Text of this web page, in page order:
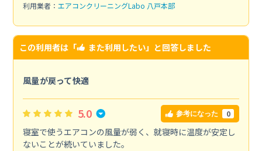
利用業者： エアコンクリーニングLabo 八戸本部
この利用者は「 また利用したい」と回答しました
風量が戻って快適
5.0 参考になった 0
寝室で使うエアコンの風量が弱く、就寝時に温度が安定し
ないことが続いていました。